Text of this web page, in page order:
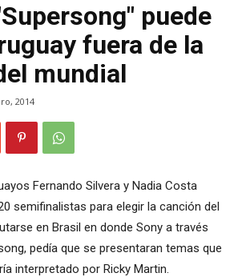
puede
fuera de la
mundial
2014
Fernando Silvera y Nadia Costa
semifinalistas para elegir la canción del
en Brasil en donde Sony a través
pedía que se presentaran temas que
interpretado por Ricky Martin.